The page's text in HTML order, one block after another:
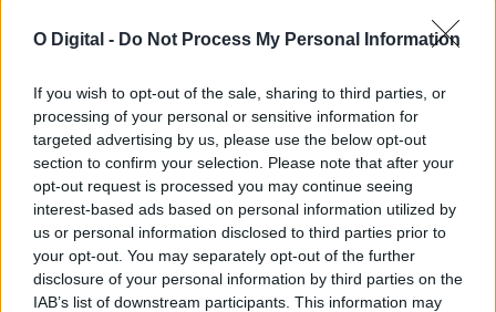
O Digital - Do Not Process My Personal Information
If you wish to opt-out of the sale, sharing to third parties, or
processing of your personal or sensitive information for
targeted advertising by us, please use the below opt-out
section to confirm your selection. Please note that after your
opt-out request is processed you may continue seeing
interest-based ads based on personal information utilized by
us or personal information disclosed to third parties prior to
your opt-out. You may separately opt-out of the further
disclosure of your personal information by third parties on the
IAB’s list of downstream participants. This information may
Alentejo 2030 disponibiliza 5,3M€ para recuperação de
património histórico
O programa Alentejo 2030 tem abertas candidaturas para apoiar
investimentos de valorização cultural e...
4 Agosto, 2026 - 23:02